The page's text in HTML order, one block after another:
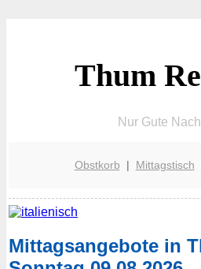
Thum
Nur Gute
Obstkorb | Mittagstisch
Mittagsangebote in